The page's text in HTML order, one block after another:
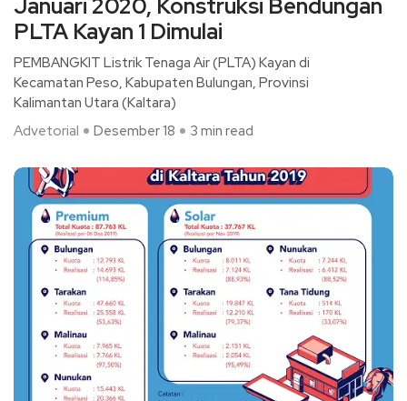
Januari 2020, Konstruksi Bendungan
PLTA Kayan 1 Dimulai
PEMBANGKIT Listrik Tenaga Air (PLTA) Kayan di
Kecamatan Peso, Kabupaten Bulungan, Provinsi
Kalimantan Utara (Kaltara)
Advetorial
Desember 18 3 min read